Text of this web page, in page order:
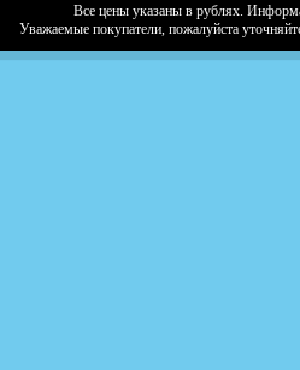
Все цены указаны в рублях.
Уважаемые покупатели, пожалуйста